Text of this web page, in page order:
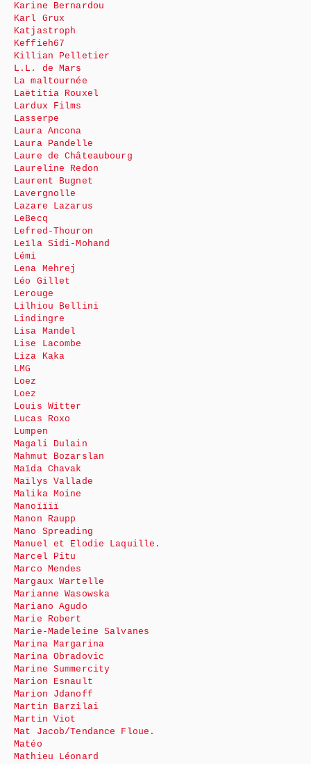
Karine Bernardou
Karl Grux
Katjastroph
Keffieh67
Killian Pelletier
L.L. de Mars
La maltournée
Laëtitia Rouxel
Lardux Films
Lasserpe
Laura Ancona
Laura Pandelle
Laure de Châteaubourg
Laureline Redon
Laurent Bugnet
Lavergnolle
Lazare Lazarus
LeBecq
Lefred-Thouron
Leïla Sidi-Mohand
Lémi
Lena Mehrej
Léo Gillet
Lerouge
Lilhiou Bellini
Lindingre
Lisa Mandel
Lise Lacombe
Liza Kaka
LMG
Loez
Loez
Louis Witter
Lucas Roxo
Lumpen
Magali Dulain
Mahmut Bozarslan
Maïda Chavak
Maïlys Vallade
Malika Moine
Manoïïïï
Manon Raupp
Mano Spreading
Manuel et Elodie Laquille.
Marcel Pitu
Marco Mendes
Margaux Wartelle
Marianne Wasowska
Mariano Agudo
Marie Robert
Marie-Madeleine Salvanes
Marina Margarina
Marina Obradovic
Marine Summercity
Marion Esnault
Marion Jdanoff
Martin Barzilai
Martin Viot
Mat Jacob/Tendance Floue.
Matéo
Mathieu Léonard